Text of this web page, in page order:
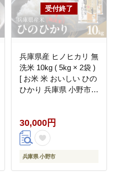
兵庫県産 ヒノヒカリ 無
洗米 10kg ( 5kg × 2袋 )
[ お米 米 おいしい ひの
ひかり 兵庫県 小野市 ]
バランス ふんわり
30,000円
兵庫県 小野市